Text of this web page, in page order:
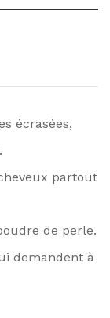
écrasées,
partout
de perle.
demandent à